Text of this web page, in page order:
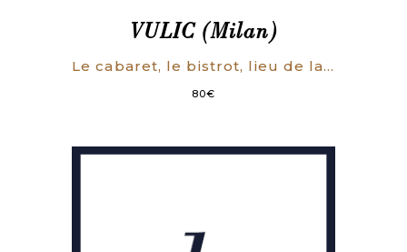
VULIC (Milan)
Le cabaret, le bistrot, lieu de la sociabilité populaire dans le bassin houiller du Nord-Pas-de-Calais (1750-1985).
80€